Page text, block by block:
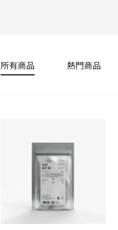
所有商品 熱門商品